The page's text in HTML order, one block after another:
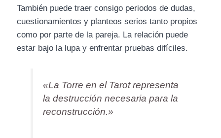
También puede traer consigo periodos de dudas,
cuestionamientos y planteos serios tanto propios
como por parte de la pareja. La relación puede
estar bajo la lupa y enfrentar pruebas difíciles.
«La Torre en el Tarot representa
la destrucción necesaria para la
reconstrucción.»